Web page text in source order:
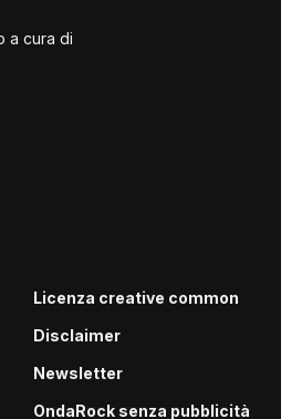
a cura di
Licenza creative common
Disclaimer
Newsletter
OndaRock senza pubblicità